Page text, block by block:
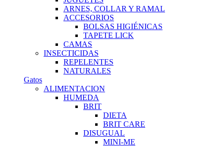
ARNES, COLLAR Y RAMAL
ACCESORIOS
BOLSAS HIGIÉNICAS
TAPETE LICK
CAMAS
INSECTICIDAS
REPELENTES
NATURALES
Gatos
ALIMENTACION
HUMEDA
BRIT
DIETA
BRIT CARE
DISUGUAL
MINI-ME